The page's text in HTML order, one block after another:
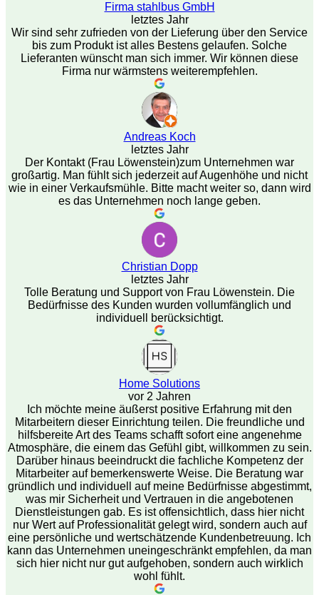
Firma stahlbus GmbH
letztes Jahr
Wir sind sehr zufrieden von der Lieferung über den Service
bis zum Produkt ist alles Bestens gelaufen. Solche
Lieferanten wünscht man sich immer. Wir können diese
Firma nur wärmstens weiterempfehlen.
Andreas Koch
letztes Jahr
Der Kontakt (Frau Löwenstein)zum Unternehmen war
großartig. Man fühlt sich jederzeit auf Augenhöhe und nicht
wie in einer Verkaufsmühle. Bitte macht weiter so, dann wird
es das Unternehmen noch lange geben.
Christian Dopp
letztes Jahr
Tolle Beratung und Support von Frau Löwenstein. Die
Bedürfnisse des Kunden wurden vollumfänglich und
individuell berücksichtigt.
Home Solutions
vor 2 Jahren
Ich möchte meine äußerst positive Erfahrung mit den
Mitarbeitern dieser Einrichtung teilen. Die freundliche und
hilfsbereite Art des Teams schafft sofort eine angenehme
Atmosphäre, die einem das Gefühl gibt, willkommen zu sein.
Darüber hinaus beeindruckt die fachliche Kompetenz der
Mitarbeiter auf bemerkenswerte Weise. Die Beratung war
gründlich und individuell auf meine Bedürfnisse abgestimmt,
was mir Sicherheit und Vertrauen in die angebotenen
Dienstleistungen gab. Es ist offensichtlich, dass hier nicht
nur Wert auf Professionalität gelegt wird, sondern auch auf
eine persönliche und wertschätzende Kundenbetreuung. Ich
kann das Unternehmen uneingeschränkt empfehlen, da man
sich hier nicht nur gut aufgehoben, sondern auch wirklich
wohl fühlt.